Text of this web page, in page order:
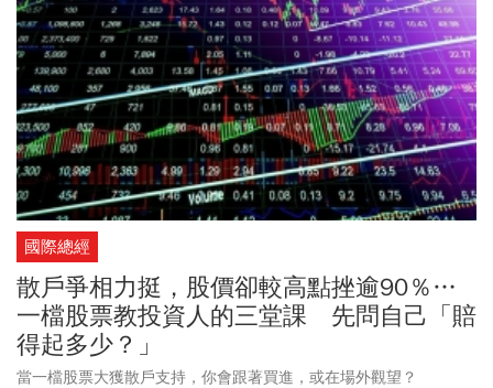
國際總經
散戶爭相力挺，股價卻較高點挫逾90％…
一檔股票教投資人的三堂課 先問自己「賠
得起多少？」
當一檔股票大獲散戶支持，你會跟著買進，或在場外觀望？